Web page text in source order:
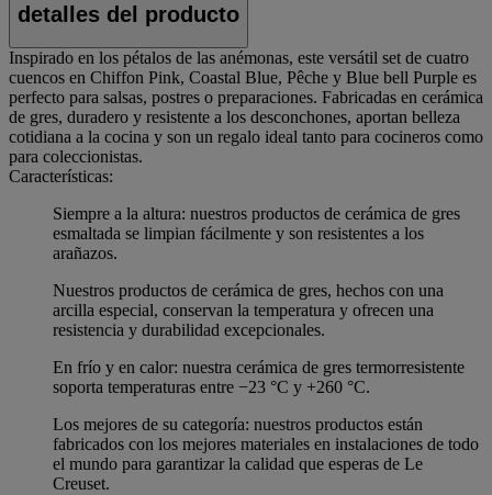
detalles del producto
Inspirado en los pétalos de las anémonas, este versátil set de cuatro
cuencos en Chiffon Pink, Coastal Blue, Pêche y Blue bell Purple es
perfecto para salsas, postres o preparaciones. Fabricadas en cerámica
de gres, duradero y resistente a los desconchones, aportan belleza
cotidiana a la cocina y son un regalo ideal tanto para cocineros como
para coleccionistas.
Características:
Siempre a la altura: nuestros productos de cerámica de gres
esmaltada se limpian fácilmente y son resistentes a los
arañazos.
Nuestros productos de cerámica de gres, hechos con una
arcilla especial, conservan la temperatura y ofrecen una
resistencia y durabilidad excepcionales.
En frío y en calor: nuestra cerámica de gres termorresistente
soporta temperaturas entre −23 °C y +260 °C.
Los mejores de su categoría: nuestros productos están
fabricados con los mejores materiales en instalaciones de todo
el mundo para garantizar la calidad que esperas de Le
Creuset.